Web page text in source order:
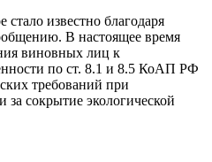
известно благодаря
В настоящее время
виновных лиц к
по ст. 8.1 и 8.5 КоАП РФ
требований при
за сокрытие экологической